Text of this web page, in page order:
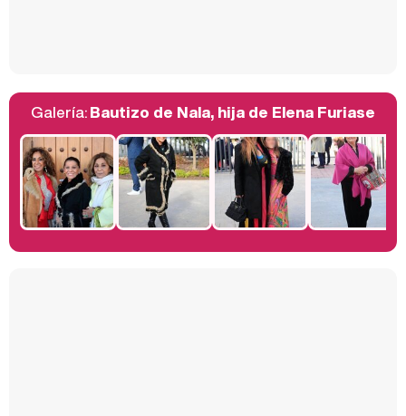
Belén Esteban: "Estoy emocionada, muy contenta y muy feliz por llegar a RTVE"
Manu Baqueiro: "Tuve como referente a Bruce Willis en 'Luz de Luna' para mi trabajo en la serie 'Perdiendo el juicio'"
Galería:Bautizo de Nala, hija de Elena Furiase